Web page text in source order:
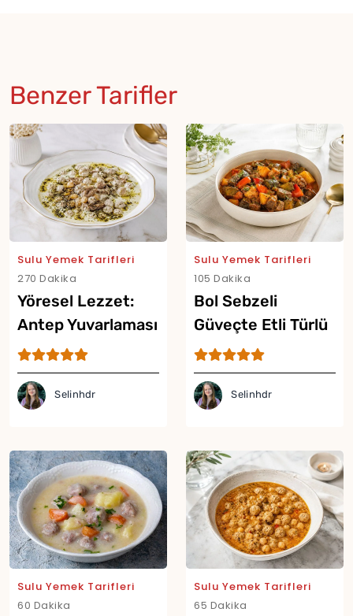
Benzer Tarifler
Sulu Yemek Tarifleri
270 Dakika
Yöresel Lezzet:
Antep Yuvarlaması
Tarifi
Selinhdr
Sulu Yemek Tarifleri
105 Dakika
Bol Sebzeli
Güveçte Etli Türlü
Tarifi
Selinhdr
Sulu Yemek Tarifleri
60 Dakika
Sulu Yemek Tarifleri
65 Dakika